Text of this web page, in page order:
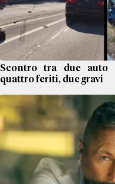
Scontro tra due auto
quattro feriti, due gravi